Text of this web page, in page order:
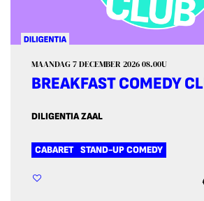
BREAKFAST COMEDY
MAANDAG 7 DECEMBER 202608.00U
DILIGENTIA ZAAL
CABARET STAND-UP COMEDY